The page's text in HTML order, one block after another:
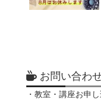
お問い合わ
・教室・講座お申